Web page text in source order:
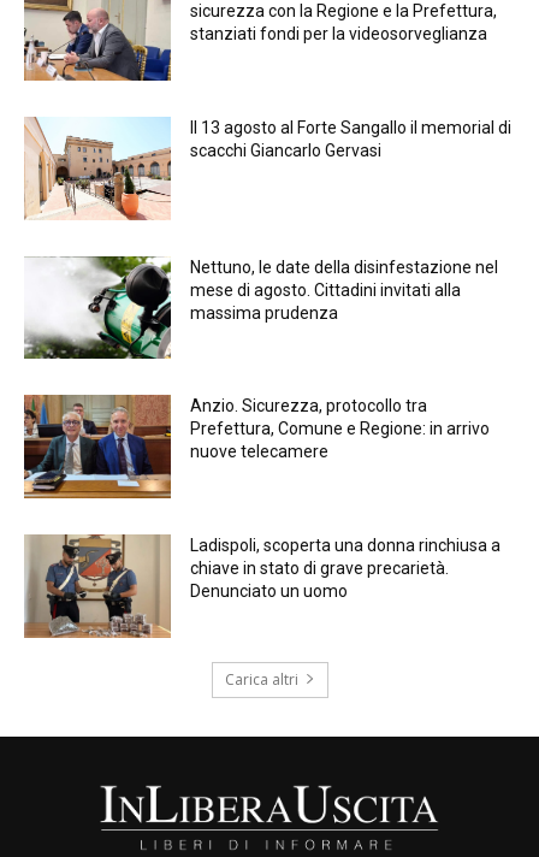
sicurezza con la Regione e la Prefettura,
stanziati fondi per la videosorveglianza
Il 13 agosto al Forte Sangallo il memorial di
scacchi Giancarlo Gervasi
Nettuno, le date della disinfestazione nel
mese di agosto. Cittadini invitati alla
massima prudenza
Anzio. Sicurezza, protocollo tra
Prefettura, Comune e Regione: in arrivo
nuove telecamere
Ladispoli, scoperta una donna rinchiusa a
chiave in stato di grave precarietà.
Denunciato un uomo
Carica altri